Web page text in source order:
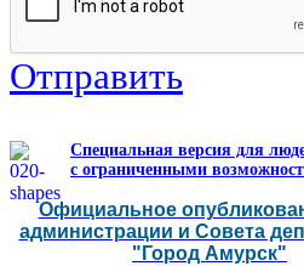
Отправить
Специальная версия для
с ограниченными
Официальное
администрации и Совета
"Город Амурск"